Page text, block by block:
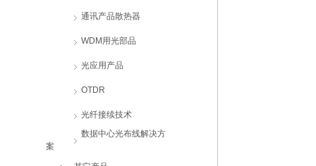
通讯产品散热器
WDM用光部品
光应用产品
OTDR
光纤接续技术
数据中心光布线解决方
案